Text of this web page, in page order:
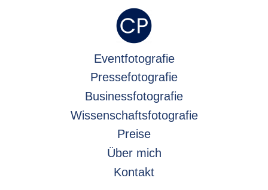
Eventfotografie
Pressefotografie
Businessfotografie
Wissenschaftsfotografie
Preise
Über mich
Kontakt